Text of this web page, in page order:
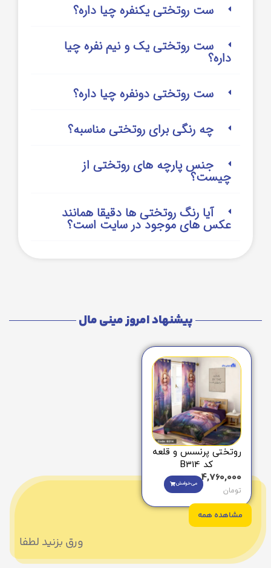
ست روتختی یکنفره چیا داره؟
ست روتختی یک و نیم نفره چیا
داره؟
ست روتختی دونفره چیا داره؟
چه رنگی برای روتختی مناسبه؟
جنس پارچه های روتختی از
چیست؟
آیا رنگ روتختی ها دقیقا همانند
عکس های موجود در سایت است؟
پیشنهاد امروز مینی مال
روتختی پرنسس و قلعه
کد B314
4,760,000
تومان
می‌خوامش
مشاهده همه
ورق بزنید لطفا